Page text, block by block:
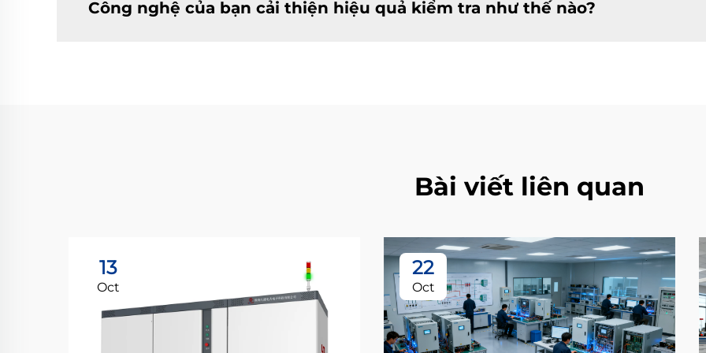
Công nghệ của bạn cải thiện hiệu quả kiểm tra như thế nào?
Bài viết liên quan
13
Oct
22
Oct